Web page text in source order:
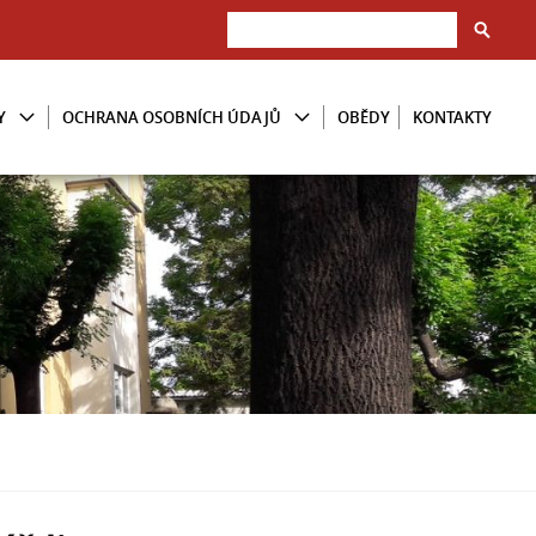
OCHRANA OSOBNÍCH ÚDAJŮ OBĚDY KONTAKTY